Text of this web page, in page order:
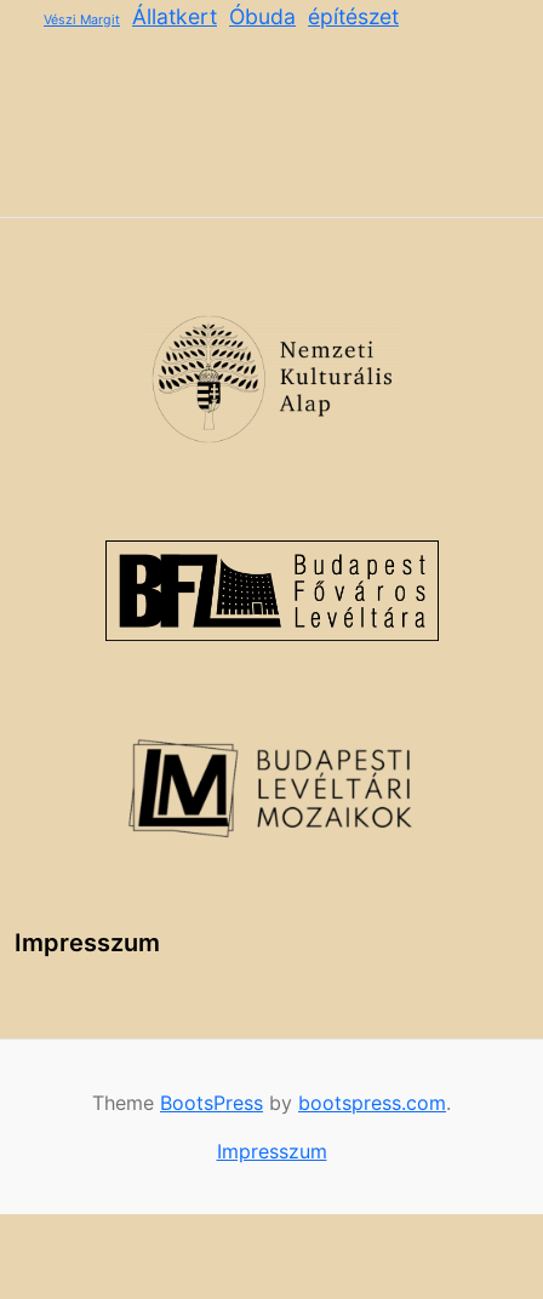
Vészi Margit Állatkert Óbuda építészet
Impresszum
Theme BootsPress by bootspress.com.
Impresszum